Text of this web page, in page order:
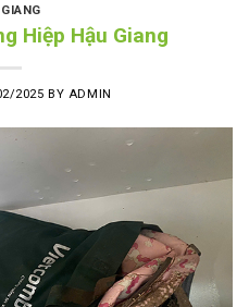
Hiệp Hậu Giang
2025 BY ADMIN